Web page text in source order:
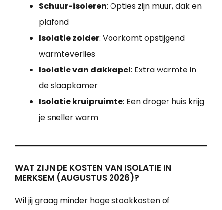
Schuur-isoleren: Opties zijn muur, dak en
plafond
Isolatie zolder: Voorkomt opstijgend
warmteverlies
Isolatie van dakkapel: Extra warmte in
de slaapkamer
Isolatie kruipruimte: Een droger huis krijg
je sneller warm
WAT ZIJN DE KOSTEN VAN ISOLATIE IN
MERKSEM (AUGUSTUS 2026)?
Wil jij graag minder hoge stookkosten of